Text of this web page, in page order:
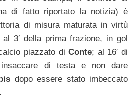
di fatto riportato la notizia) è
di misura maturata in virtù
al 3′ della prima frazione, in gol
piazzato diConte; al 16′ di
di testa e non dare
dopo essere stato imbeccato
.